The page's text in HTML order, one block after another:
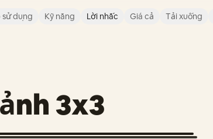
dụng Kỹ năng Lời nhắc Giá cả Tải xuống
3x3